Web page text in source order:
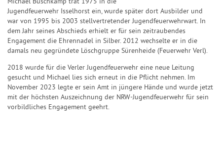
Michael Buschkamp trat 1975 in die
Jugendfeuerwehr Isselhorst ein, wurde später dort Ausbilder und
war von 1995 bis 2003 stellvertretender Jugendfeuerwehrwart. In
dem Jahr seines Abschieds erhielt er für sein zeitraubendes
Engagement die Ehrennadel in Silber. 2012 wechselte er in die
damals neu gegründete Löschgruppe Sürenheide (Feuerwehr Verl).
2018 wurde für die Verler Jugendfeuerwehr eine neue Leitung
gesucht und Michael lies sich erneut in die Pflicht nehmen. Im
November 2023 legte er sein Amt in jüngere Hände und wurde jetzt
mit der höchsten Auszeichnung der NRW-Jugendfeuerwehr für sein
vorbildliches Engagement geehrt.